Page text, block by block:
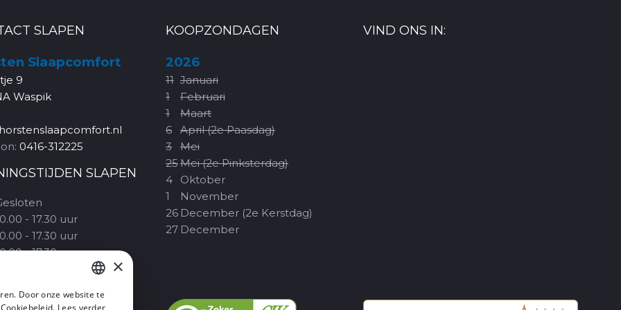
SLAPEN
Slaapcomfort
9
Waspik
0416-312225
SLAPEN
- 17.30 uur
- 17.30 uur
- 17.30 uur
- 17.00 uur
KOOPZONDAGEN
2026
11 Januari
1
Februari
1
Maart
6
April (2e Paasdag)
3
Mei
25Mei (2e Pinksterdag)
4
Oktober
1
November
26 December (2e Kerstdag)
27 December
VIND ONS IN:
DUTCH
×
Door onze website te
Lees verder